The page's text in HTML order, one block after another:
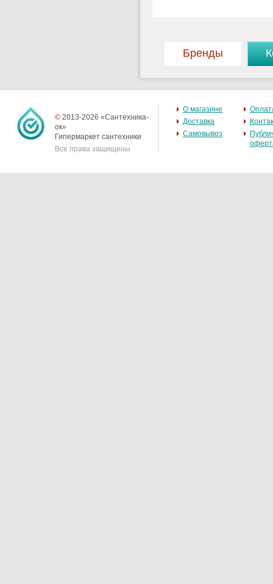
Бренды
© 2013-2026 «Сантехника-
ок»
Гипермаркет сантехники
Все права защищены
О магазине
Доставка
Самовывоз